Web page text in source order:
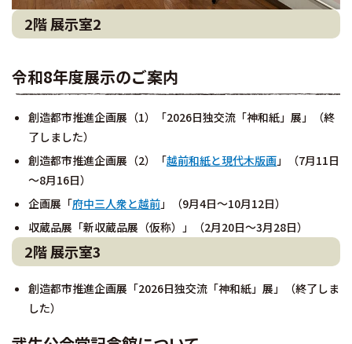
2階 展示室2
令和8年度展示のご案内
創造都市推進企画展（1）「2026日独交流「神和紙」展」（終
了しました）
創造都市推進企画展（2）「越前和紙と現代木版画」（7月11日
～8月16日）
企画展「府中三人衆と越前」（9月4日～10月12日）
収蔵品展「新収蔵品展（仮称）」（2月20日～3月28日）
2階 展示室3
創造都市推進企画展「2026日独交流「神和紙」展」（終了しま
した）